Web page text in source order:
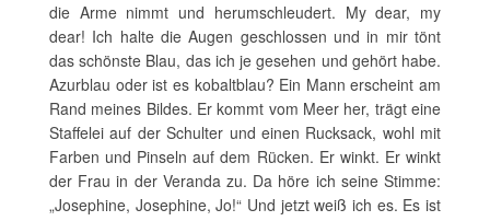
die Arme nimmt und herumschleudert. My dear, my
dear! Ich halte die Augen geschlossen und in mir tönt
das schönste Blau, das ich je gesehen und gehört habe.
Azurblau oder ist es kobaltblau? Ein Mann erscheint am
Rand meines Bildes. Er kommt vom Meer her, trägt eine
Staffelei auf der Schulter und einen Rucksack, wohl mit
Farben und Pinseln auf dem Rücken. Er winkt. Er winkt
der Frau in der Veranda zu. Da höre ich seine Stimme:
„Josephine, Josephine, Jo!“ Und jetzt weiß ich es. Es ist